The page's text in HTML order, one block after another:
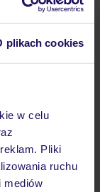
plikach cookies
w celu
Pliki
ruchu
mediów
Assistance